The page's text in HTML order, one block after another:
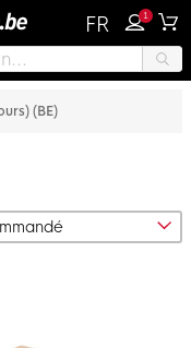
FR 1
(BE)